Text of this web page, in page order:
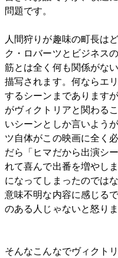
問題です。
人間狩りが趣味の町長は
ク・ロバーツとビジネス
筋とは全く何も関係がな
描写されます。何ならエ
するシーンまであります
がヴィクトリアと関わる
いシーンとしか言いよう
ツ自体がこの映画に全く
だら「ヒマだから出演シ
れて喜んで出番を増やし
になってしまったのでは
意味不明な内容に感じる
のある人じゃないと怒り
そんなこんなでヴィクト